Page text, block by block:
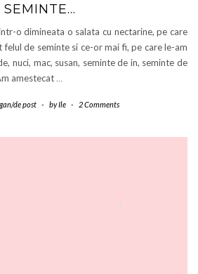
o dimineata o salata cu nectarine, pe care
de seminte si ce-or mai fi, pe care le-am
nuci, mac, susan, seminte de in, seminte de
amestecat …
de post - byIle - 2 Comments